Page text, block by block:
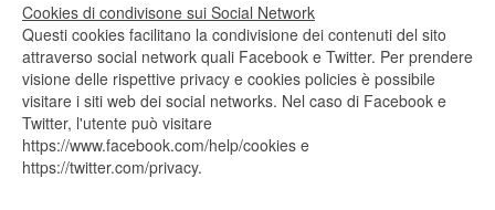
Cookies di condivisone sui Social Network
Questi cookies facilitano la condivisione dei contenuti del sito
attraverso social network quali Facebook e Twitter. Per prendere
visione delle rispettive privacy e cookies policies è possibile
visitare i siti web dei social networks. Nel caso di Facebook e
Twitter, l'utente può visitare
https://www.facebook.com/help/cookies e
https://twitter.com/privacy.